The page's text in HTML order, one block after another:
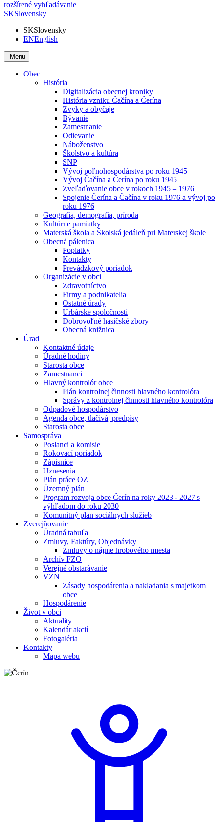
rozšírené vyhľadávanie
SKSlovensky
SKSlovensky
ENEnglish
Menu
Obec
História
Digitalizácia obecnej kroniky
História vzniku Čačína a Čerína
Zvyky a obyčaje
Bývanie
Zamestnanie
Odievanie
Náboženstvo
Školstvo a kultúra
SNP
Vývoj poľnohospodárstva po roku 1945
Vývoj Čačína a Čerína po roku 1945
Zveľaďovanie obce v rokoch 1945 – 1976
Spojenie Čerína a Čačína v roku 1976 a vývoj po
roku 1976
Geografia, demografia, príroda
Kultúrne pamiatky
Materská škola a Školská jedáleň pri Materskej škole
Obecná pálenica
Poplatky
Kontakty
Prevádzkový poriadok
Organizácie v obci
Zdravotníctvo
Firmy a podnikatelia
Ostatné úrady
Urbárske spoločnosti
Dobrovoľné hasičské zbory
Obecná knižnica
Úrad
Kontaktné údaje
Úradné hodiny
Starosta obce
Zamestnanci
Hlavný kontrolór obce
Plán kontrolnej činnosti hlavného kontrolóra
Správy z kontrolnej činnosti hlavného kontrolóra
Odpadové hospodárstvo
Agenda obce, tlačivá, predpisy
Starosta obce
Samospráva
Poslanci a komisie
Rokovací poriadok
Zápisnice
Uznesenia
Plán práce OZ
Územný plán
Program rozvoja obce Čerín na roky 2023 - 2027 s
výhľadom do roku 2030
Komunitný plán sociálnych služieb
Zverejňovanie
Úradná tabuľa
Zmluvy, Faktúry, Objednávky
Zmluvy o nájme hrobového miesta
Archív FZO
Verejné obstarávanie
VZN
Zásady hospodárenia a nakladania s majetkom
obce
Hospodárenie
Život v obci
Aktuality
Kalendár akcií
Fotogaléria
Kontakty
Mapa webu